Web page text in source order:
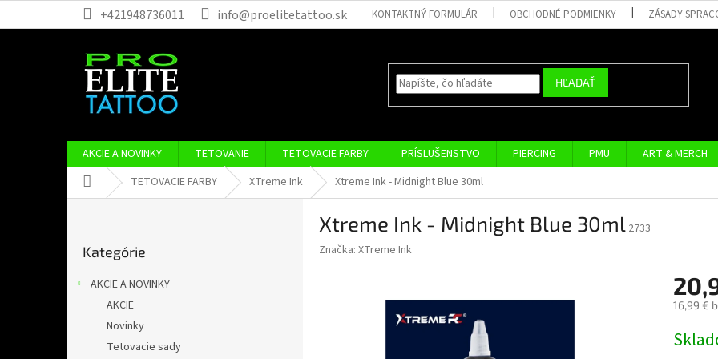
+421948736011 info@proelitetattoo.sk KONTAKTNÝ FORMULÁR OBCHODNÉ PODMIENKY ZÁSADY
HĽADAŤ
AKCIE A NOVINKY TETOVANIE TETOVACIE FARBY PRÍSLUŠENSTVO PIERCING PMU ART & MERCH
Domov TETOVACIE FARBY XTreme Ink Xtreme Ink - Midnight Blue 30ml
kategórie
Kategórie
AKCIE A NOVINKY
AKCIE
Novinky
Tetovacie sady
Xtreme Ink - Midnight Blue 30ml 2733
Značka: XTreme Ink
16,99 €
cena: